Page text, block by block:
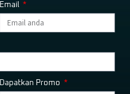
Email
Dapatkan Promo